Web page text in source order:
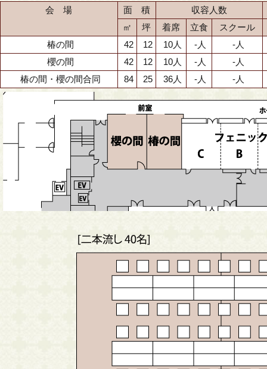
会 場
面 積
収容人数
㎡
坪 着席 立食
スクール
椿の間
42 12 10人 -人
-人
櫻の間
42 12 10人 -人
-人
椿の間・櫻の間合同
84 25 36人 -人 -人